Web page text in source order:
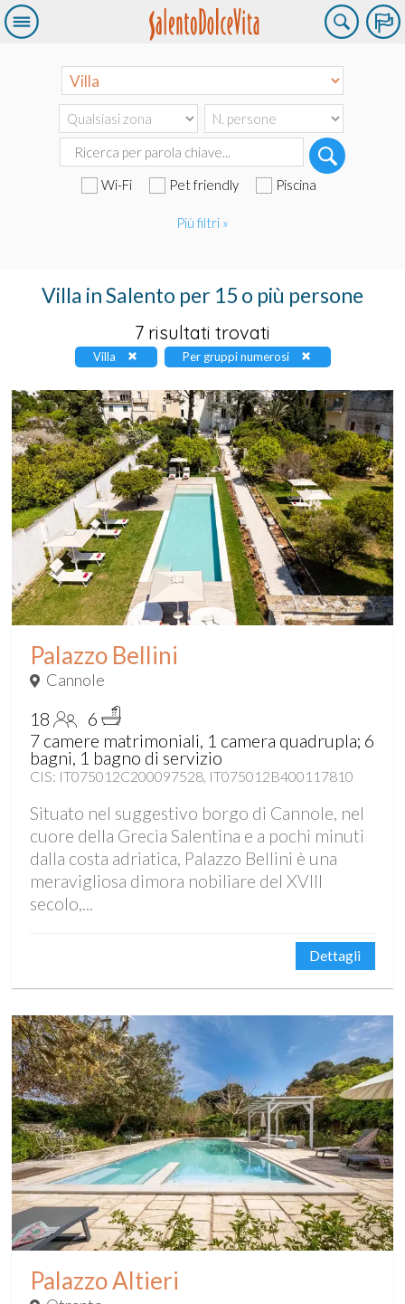
Wi-Fi Pet friendly Piscina
Più filtri »
Villa in Salento per 15 o più persone
7 risultati trovati
Villa Per gruppi numerosi
Palazzo Bellini
Cannole
18
6
7 camere matrimoniali, 1 camera quadrupla; 6
bagni, 1 bagno di servizio
CIS: IT075012C200097528, IT075012B400117810
Situato nel suggestivo borgo di Cannole, nel
cuore della Grecìa Salentina e a pochi minuti
dalla costa adriatica, Palazzo Bellini è una
meravigliosa dimora nobiliare del XVIII
secolo,...
Dettagli
Palazzo Altieri